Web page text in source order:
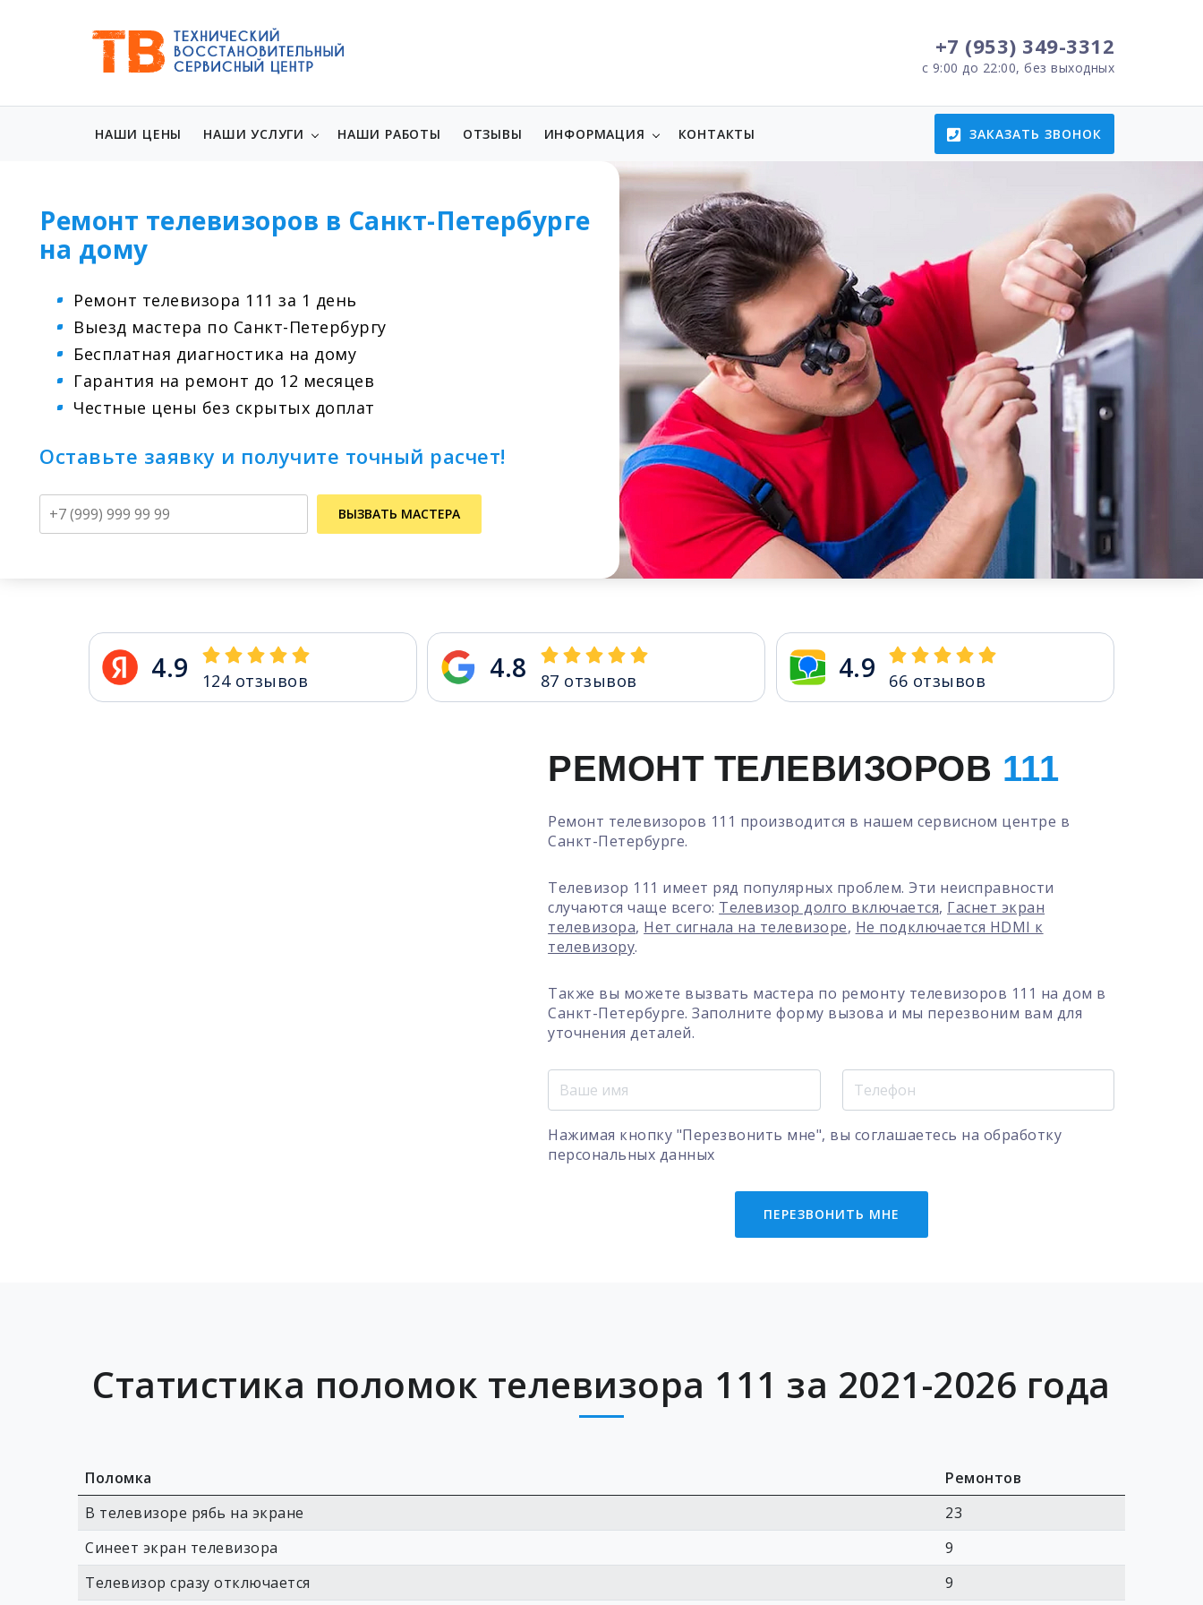
+7 (953) 349-3312
с 9:00 до 22:00, без выходных
НАШИ ЦЕНЫ НАШИ УСЛУГИ НАШИ РАБОТЫ ОТЗЫВЫ ИНФОРМАЦИЯ КОНТАКТЫ ЗАКАЗАТЬ ЗВОНОК
Ремонт телевизоров в Санкт-Петербурге
на дому
Ремонт телевизора 111 за 1 день
Выезд мастера по Санкт-Петербургу
Бесплатная диагностика на дому
Гарантия на ремонт до 12 месяцев
Честные цены без скрытых доплат
Оставьте заявку и получите точный расчет!
ВЫЗВАТЬ МАСТЕРА
4.9 124отзывов 4.8 87 отзывов 4.9 66 отзывов
РЕМОНТ ТЕЛЕВИЗОРОВ 111
Ремонт телевизоров 111 производится в нашем сервисном центре в
Санкт-Петербурге.
Телевизор 111 имеет ряд популярных проблем. Эти неисправности
случаются чаще всего: Телевизор долго включается, Гаснет экран
телевизора, Нет сигнала на телевизоре, Не подключается HDMI к
телевизору.
Также вы можете вызвать мастера по ремонту телевизоров 111 на дом в
Санкт-Петербурге. Заполните форму вызова и мы перезвоним вам для
уточнения деталей.
Нажимая кнопку "Перезвонить мне", вы соглашаетесь на обработку
персональных данных
ПЕРЕЗВОНИТЬ МНЕ
Статистика поломок телевизора 111 за 2021-2026 года
Поломка
Ремонтов
В телевизоре рябь на экране
23
Синеет экран телевизора
9
Телевизор сразу отключается
9